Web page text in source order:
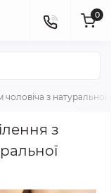
0
з натуральної
з